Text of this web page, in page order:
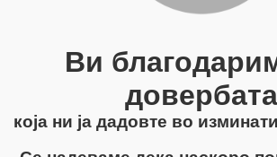
Ви
довербата
која ни ја дадовте во